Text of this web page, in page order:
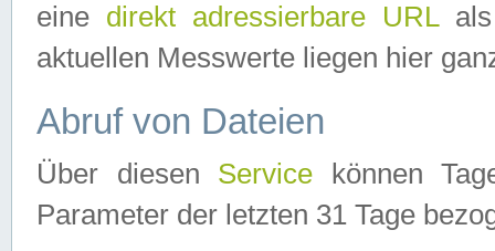
eine direkt adressierbare URLals
aktuellen Messwerte liegen hier
Abruf von Dateien
Über diesen Service können
Parameter der letzten 31 Tage